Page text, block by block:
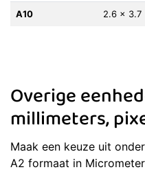
A10 2.6 x 3.7
Overige
millimeters,
Maak een keuze uit
A2 formaat in